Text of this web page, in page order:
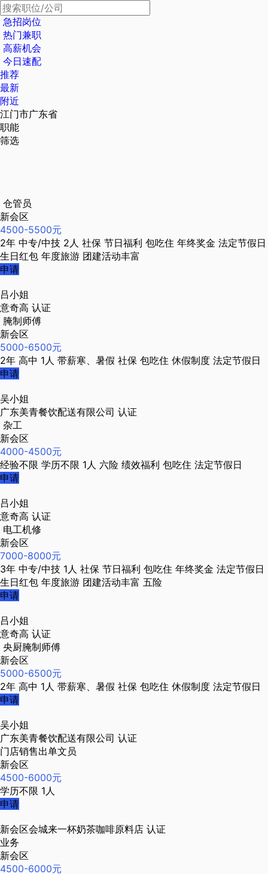
急招岗位
热门兼职
高薪机会
今日速配
推荐
最新
附近
江门市广东省
职能
筛选
仓管员
新会区
4500-5500元
2年 中专/中技 2人 社保 节日福利 包吃住 年终奖金 法定节假日
生日红包 年度旅游 团建活动丰富
申请
吕小姐
意奇高 认证
腌制师傅
新会区
5000-6500元
2年 高中 1人 带薪寒、暑假 社保 包吃住 休假制度 法定节假日
申请
吴小姐
广东美青餐饮配送有限公司 认证
杂工
新会区
4000-4500元
经验不限 学历不限 1人 六险 绩效福利 包吃住 法定节假日
申请
吕小姐
意奇高 认证
电工机修
新会区
7000-8000元
3年 中专/中技 1人 社保 节日福利 包吃住 年终奖金 法定节假日
生日红包 年度旅游 团建活动丰富 五险
申请
吕小姐
意奇高 认证
央厨腌制师傅
新会区
5000-6500元
2年 高中 1人 带薪寒、暑假 社保 包吃住 休假制度 法定节假日
申请
吴小姐
广东美青餐饮配送有限公司 认证
门店销售出单文员
新会区
4500-6000元
学历不限 1人
申请
新会区会城来一杯奶茶咖啡原料店 认证
业务
新会区
4500-6000元